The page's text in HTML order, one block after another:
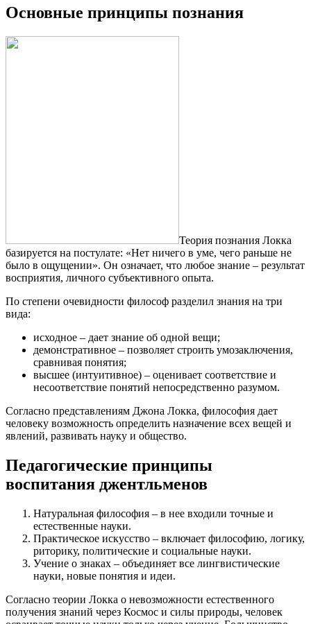
Основные принципы познания
Теория познания Локка
базируется на постулате: «Нет ничего в уме, чего раньше не
было в ощущении». Он означает, что любое знание – результат
восприятия, личного субъективного опыта.
По степени очевидности философ разделил знания на три
вида:
исходное – дает знание об одной вещи;
демонстративное – позволяет строить умозаключения,
сравнивая понятия;
высшее (интуитивное) – оценивает соответствие и
несоответствие понятий непосредственно разумом.
Согласно представлениям Джона Локка, философия дает
человеку возможность определить назначение всех вещей и
явлений, развивать науку и общество.
Педагогические принципы
воспитания джентльменов
Натуральная философия – в нее входили точные и
естественные науки.
Практическое искусство – включает философию, логику,
риторику, политические и социальные науки.
Учение о знаках – объединяет все лингвистические
науки, новые понятия и идеи.
Согласно теории Локка о невозможности естественного
получения знаний через Космос и силы природы, человек